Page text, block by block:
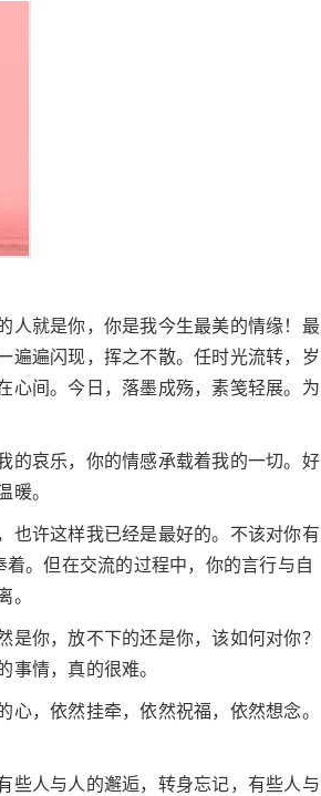
人就是你，你是我今生最美的情缘！最
遍遍闪现，挥之不散。任时光流转，岁
心间。今日，落墨成殇，素笺轻展。为
的哀乐，你的情感承载着我的一切。好
暖。
也许这样我已经是最好的。不该对你有
。但在交流的过程中，你的言行与自
。
你，放不下的还是你，该如何对你？
情，真的很难。
，依然挂牵，依然祝福，依然想念。
些人与人的邂逅，转身忘记，有些人与